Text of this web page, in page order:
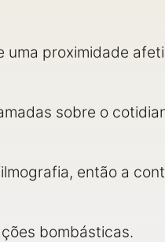
proximidade
sobre o
então a
bombásticas.